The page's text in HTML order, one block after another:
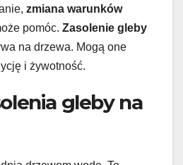
zmiana warunków
pomóc. Zasolenie gleby
na drzewa. Mogą one
i żywotność.
gleby na